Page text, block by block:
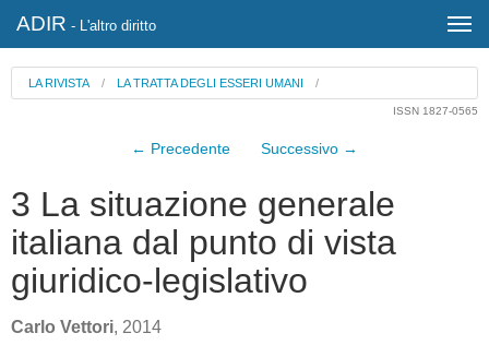
ADIR - L'altro diritto
LA RIVISTA / LA TRATTA DEGLI ESSERI UMANI /
ISSN 1827-0565
← Precedente Successivo →
3 La situazione generale
italiana dal punto di vista
giuridico-legislativo
Carlo Vettori, 2014